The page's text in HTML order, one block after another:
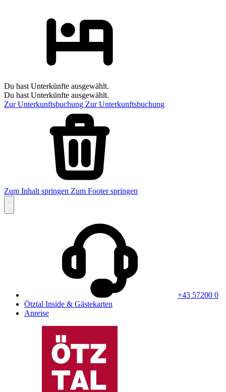
Du hast Unterkünfte ausgewählt.
Du hast Unterkünfte ausgewählt.
Zur Unterkunftsbuchung Zur Unterkunftsbuchung
Zum Inhalt springen Zum Footer springen
+43 57200 0
Ötztal Inside & Gästekarten
Anreise